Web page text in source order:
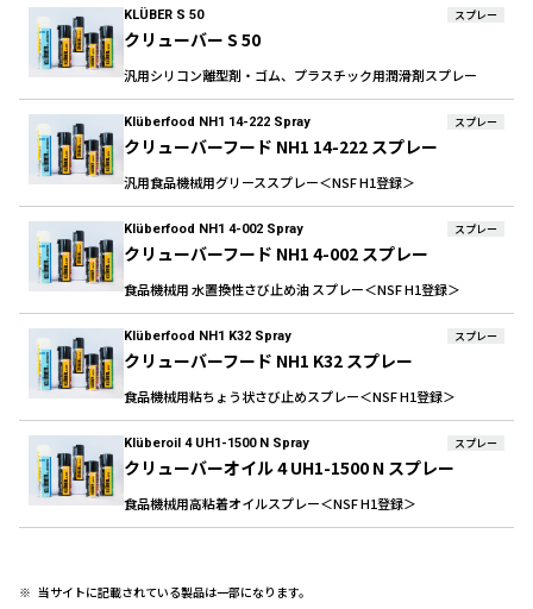
KLÜBER S 50 スプレー
クリューバー S 50
汎用シリコン離型剤・ゴム、プラスチック用潤滑剤スプレー
Klüberfood NH1 14-222 Spray スプレー
クリューバーフード NH1 14-222 スプレー
汎用食品機械用グリーススプレー＜NSF H1登録＞
Klüberfood NH1 4-002 Spray スプレー
クリューバーフード NH1 4-002 スプレー
食品機械用 水置換性さび止め油 スプレー＜NSF H1登録＞
Klüberfood NH1 K32 Spray スプレー
クリューバーフード NH1 K32 スプレー
食品機械用粘ちょう状さび止めスプレー＜NSF H1登録＞
Klüberoil 4 UH1-1500 N Spray スプレー
クリューバーオイル 4 UH1-1500 N スプレー
食品機械用高粘着オイルスプレー＜NSF H1登録＞
当サイトに記載されている製品は一部になります。